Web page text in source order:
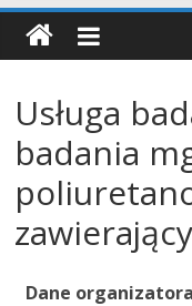
Aparatura
Badania
Usługa
badania
Dane organizatora